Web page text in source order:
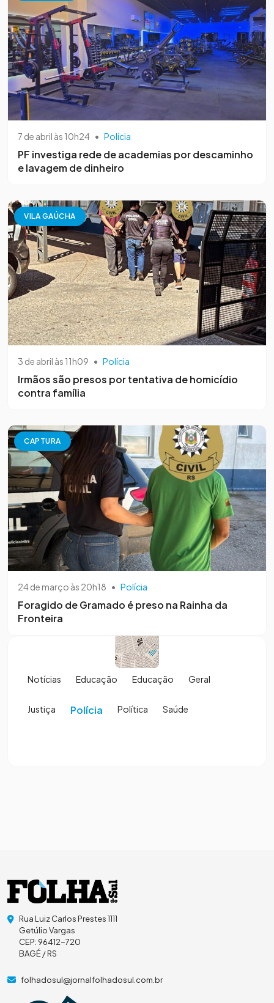
7 de abril às 10h24 • Polícia
PF investiga rede de academias por descaminho
e lavagem de dinheiro
VILA GAÚCHA
3 de abril às 11h09 • Polícia
Irmãos são presos por tentativa de homicídio
contra família
CAPTURA
24 de março às 20h18 • Polícia
Foragido de Gramado é preso na Rainha da
Fronteira
Notícias Educação Educação Geral
Justiça Polícia Política Saúde
Rua Luiz Carlos Prestes 1111
Getúlio Vargas
CEP: 96412-720
BAGÉ / RS
folhadosul@jornalfolhadosul.com.br